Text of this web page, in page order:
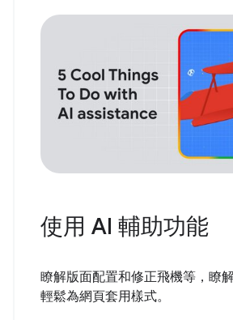
使用 AI 輔助功能
瞭解版面配置和修正飛機等，瞭
輕鬆為網頁套用樣式。